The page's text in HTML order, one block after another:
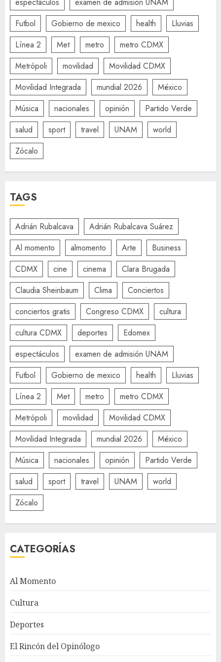
Futbol
Gobierno de mexico health
Lluvias
Línea 2
Met metro
metro CDMX
Metrópoli
movilidad
Movilidad CDMX
Movilidad Integrada
mundial 2026
México
Música
nacionales opinión
Partido Verde
salud
sport travel UNAM
world
Zócalo
TAGS
Adrián Rubalcava
Adrián Rubalcava Suárez
Al momento
almomento Arte
Business
CDMX
cine cinema
Clara Brugada
Claudia Sheinbaum
Clima
Conciertos
conciertos gratis
Congreso CDMX
cultura
cultura CDMX
deportes
Edomex
espectáculos
examen de admisión UNAM
Futbol
Gobierno de mexico health
Lluvias
Línea 2
Met metro
metro CDMX
Metrópoli
movilidad
Movilidad CDMX
Movilidad Integrada
mundial 2026
México
Música
nacionales opinión
Partido Verde
salud
sport travel UNAM
world
Zócalo
CATEGORÍAS
Al Momento
Cultura
Deportes
El Rincón del Opinólogo